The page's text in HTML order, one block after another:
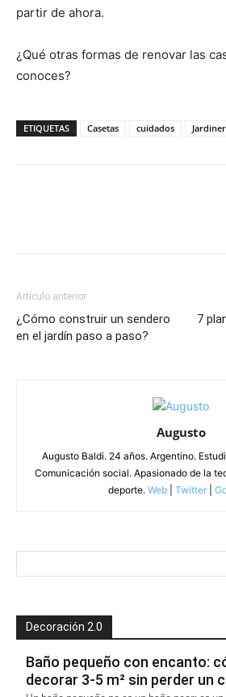
partir de ahora.
¿Qué otras formas de renovar las
conoces?
ETIQUETAS Casetas cuidados
Artículo anterior
¿Cómo construir un sendero
en el jardín paso a paso?
7
Augusto
Augusto Baldi. 24 años. Argentino.
Comunicación social. Apasionado de la
deporte. Web Twitter
Decoración 2.0
Baño pequeño con encanto:
decorar 3-5 m² sin perder un